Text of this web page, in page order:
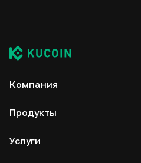
Компания
Продукты
Услуги